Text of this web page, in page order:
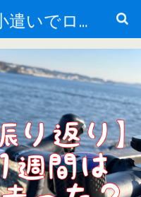
月30,000円のお小遣いでロードバイク